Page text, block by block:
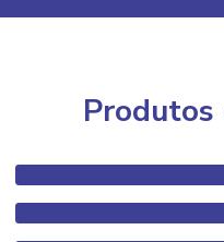
Produtos
Conservantes